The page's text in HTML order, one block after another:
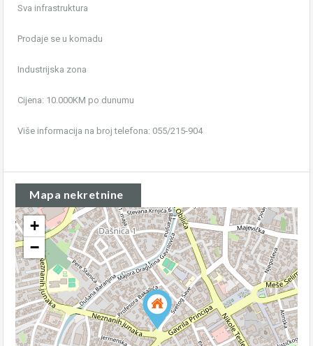
Sva infrastruktura
Prodaje se u komadu
Industrijska zona
Cijena: 10.000KM po dunumu
Više informacija na broj telefona: 055/215-904
Mapa nekretnine
+
−